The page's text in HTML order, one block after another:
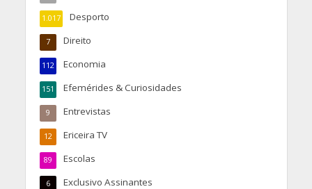
Desporto
1.017
Direito
7
Economia
112
Efemérides & Curiosidades
151
Entrevistas
9
Ericeira TV
12
Escolas
89
Exclusivo Assinantes
6